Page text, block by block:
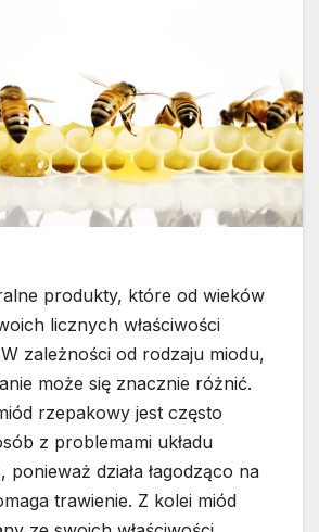
produkty, które od wieków
licznych właściwości
zależności od rodzaju miodu,
może się znacznie różnić.
rzepakowy jest często
z problemami układu
działa łagodząco na
trawienie. Z kolei miód